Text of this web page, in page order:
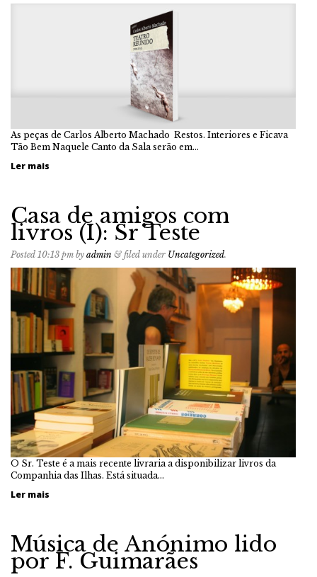
As peças de Carlos Alberto Machado Restos. Interiores e Ficava
Tão Bem Naquele Canto da Sala serão em…
Ler mais
Casa de amigos com
livros (I): Sr Teste
Posted 10:13 pm by admin & filed under Uncategorized.
O Sr. Teste é a mais recente livraria a disponibilizar livros da
Companhia das Ilhas. Está situada…
Ler mais
Música de Anónimo lido
por F. Guimarães